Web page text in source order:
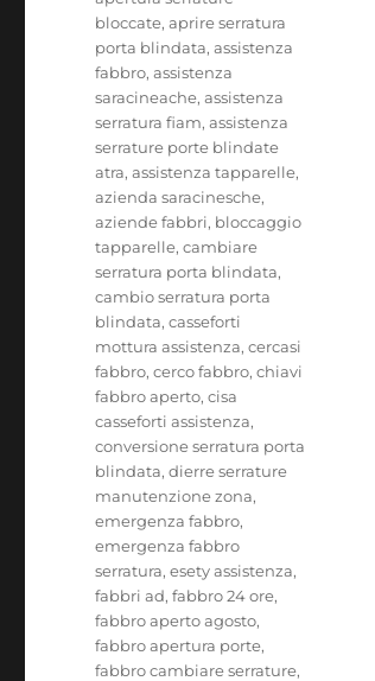
bloccate,aprire serratura
porta blindata,assistenza
fabbro,assistenza
saracineache,assistenza
serratura fiam,assistenza
serrature porte blindate
atra,assistenza tapparelle,
azienda saracinesche,
aziende fabbri, bloccaggio
tapparelle,cambiare
serratura porta blindata,
cambio serratura porta
blindata,casseforti
mottura assistenza,cercasi
fabbro,cerco fabbro,chiavi
fabbro aperto,cisa
casseforti assistenza,
conversione serratura porta
blindata,dierre serrature
manutenzione zona,
emergenza fabbro,
emergenza fabbro
serratura,esety assistenza,
fabbri ad,fabbro 24 ore,
fabbro aperto agosto,
fabbro apertura porte,
fabbro cambiare serrature,